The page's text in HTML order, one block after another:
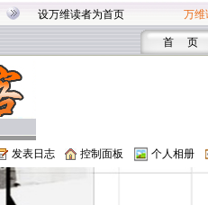
设万维读者为首页 万维
首 页
发表日志 控制面板 个人相册